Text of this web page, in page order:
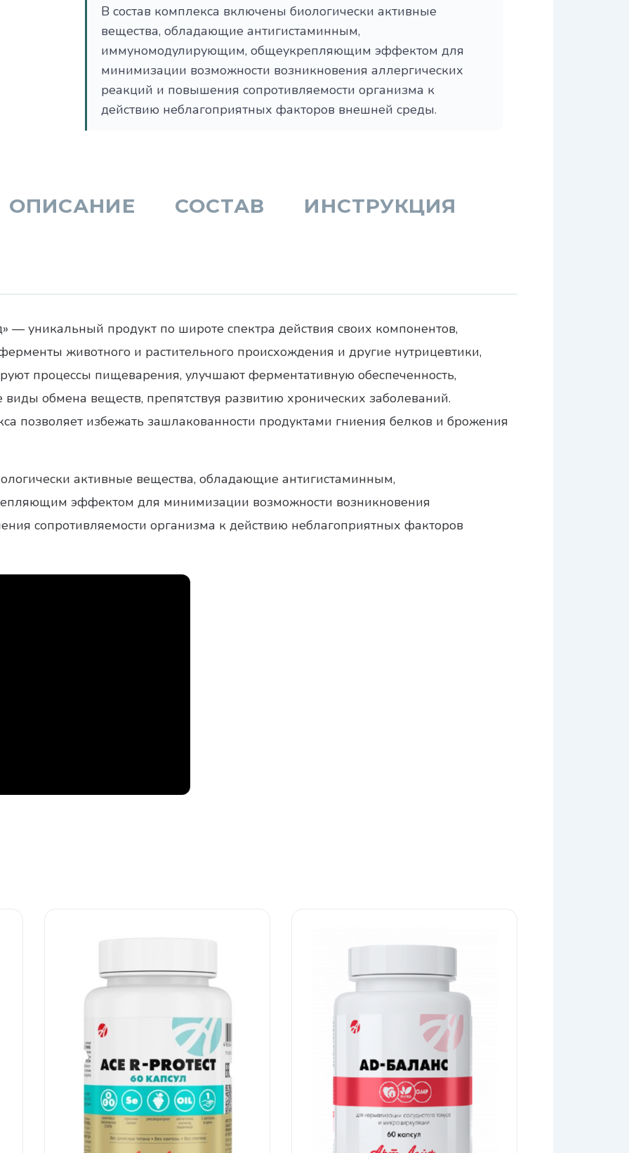
В состав комплекса включены биологически активные
вещества, обладающие антигистаминным,
иммуномодулирующим, общеукрепляющим эффектом для
минимизации возможности возникновения аллергических
реакций и повышения сопротивляемости организма к
действию неблагоприятных факторов внешней среды.
ОПИСАНИЕ СОСТАВ ИНСТРУКЦИЯ
— уникальный продукт по широте спектра действия своих компонентов,
животного и растительного происхождения и другие нутрицевтики,
процессы пищеварения, улучшают ферментативную обеспеченность,
обмена веществ, препятствуя развитию хронических заболеваний.
позволяет избежать зашлакованности продуктами гниения белков и брожения
активные вещества, обладающие антигистаминным,
эффектом для минимизации возможности возникновения
сопротивляемости организма к действию неблагоприятных факторов